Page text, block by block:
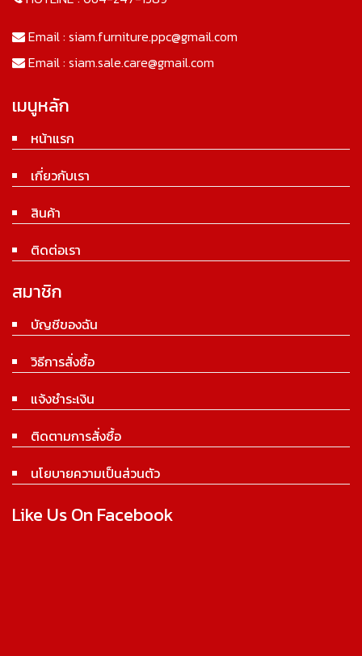
Email : siam.furniture.ppc@gmail.com
Email : siam.sale.care@gmail.com
เมนูหลัก
หน้าแรก
เกี่ยวกับเรา
สินค้า
ติดต่อเรา
สมาชิก
บัญชีของฉัน
วิธีการสั่งซื้อ
แจ้งชำระเงิน
ติดตามการสั่งซื้อ
นโยบายความเป็นส่วนตัว
Like Us On Facebook